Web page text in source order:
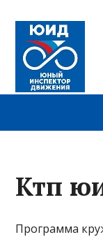
Ктп
Программа